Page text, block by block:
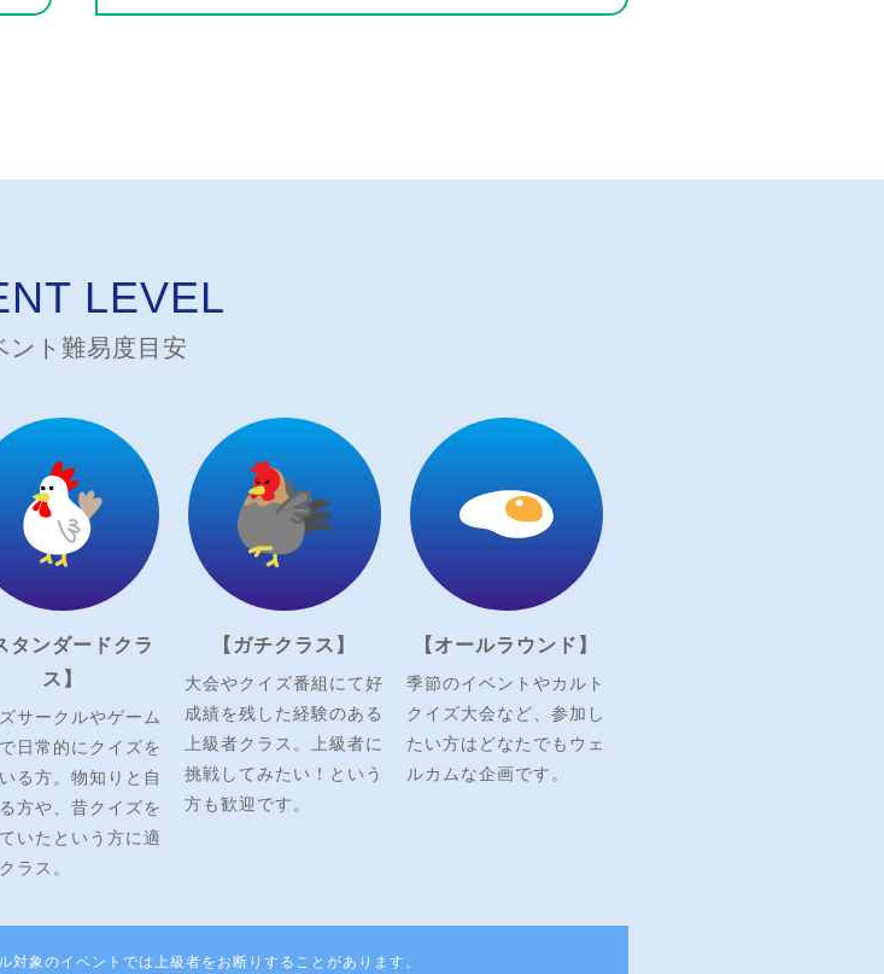
LEVEL
ント難易度目安
タンダードクラ
ス】
サークルやゲーム
日常的にクイズを
る方。物知りと自
方や、昔クイズを
いたという方に適
ラス。
【ガチクラス】
大会やクイズ番組にて好
成績を残した経験のある
上級者クラス。上級者に
挑戦してみたい！という
方も歓迎です。
【オールラウンド】
季節のイベントやカルト
クイズ大会など、参加し
たい方はどなたでもウェ
ルカムな企画です。
象のイベントでは上級者をお断りすることがあります。